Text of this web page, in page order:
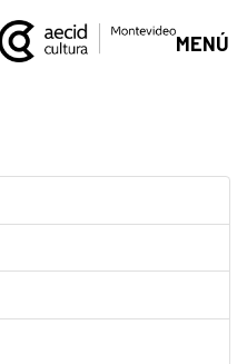
MENÚ